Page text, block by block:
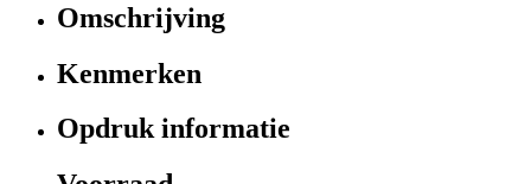
Omschrijving
Kenmerken
Opdruk informatie